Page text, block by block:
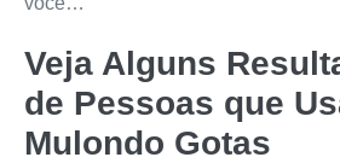
Veja Alguns
de Pessoas que
Mulondo Gotas